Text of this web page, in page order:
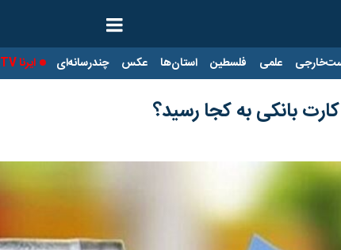
علمی فلسطین استان‌ها عکس چندرسانه‌ای ایرنا TV
بانکی به کجا رسید؟